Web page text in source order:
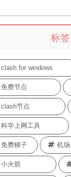
标
clash for windows
免费节点
clash节点
科学上网工具
免费梯子 机
小火箭